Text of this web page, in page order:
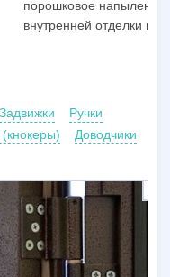
порошковое напыление
внутренней отделки
Задвижки
Ручки
Доводчики